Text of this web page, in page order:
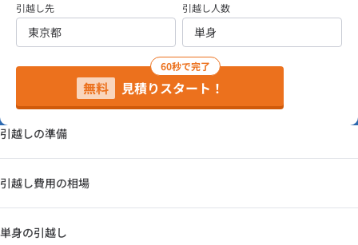
引越し先 引越し人数
60秒で完了
無料 見積りスタート！
引越しの準備
引越し費用の相場
単身の引越し